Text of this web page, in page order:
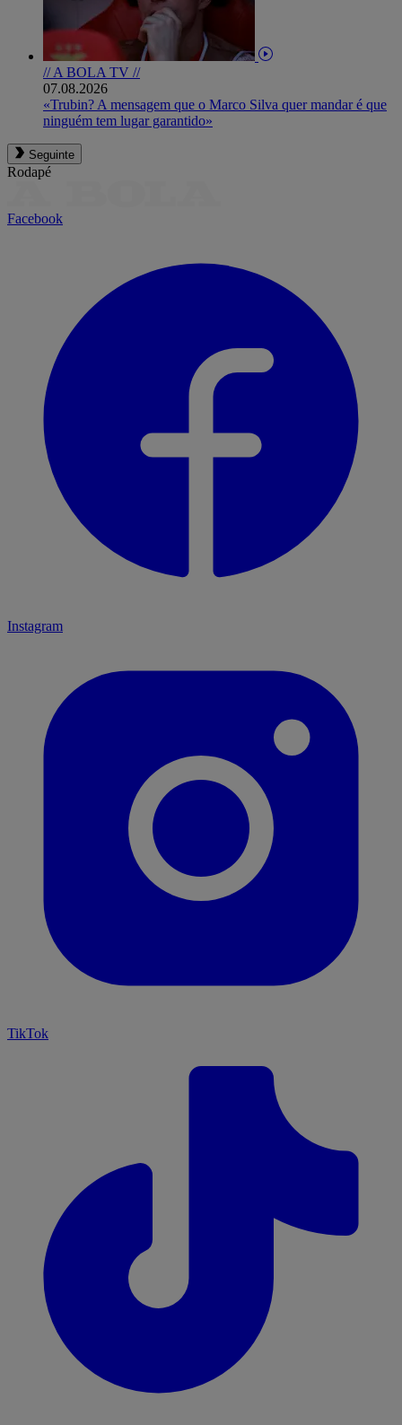
// A BOLA TV //
07.08.2026
«Trubin? A mensagem que o Marco Silva quer mandar é que
ninguém tem lugar garantido»
Seguinte
Rodapé
Facebook
Instagram
TikTok